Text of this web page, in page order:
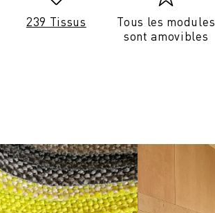
239 Tissus
Tous les modules
sont amovibles